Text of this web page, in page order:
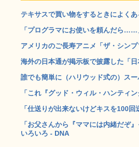
テキサスで買い物をするときによく
「プログラマにお使いを頼んだら
アメリカのご長寿アニメ「ザ・シン
海外の日本通が掲示板で披露した「
誰でも簡単に（ハリウッド式の）ス
「これ『グッド・ウィル・ハンティ
「仕送りが出来ないけどキスを100
「お父さんから『ママには内緒だぞ
いろいろ - DNA